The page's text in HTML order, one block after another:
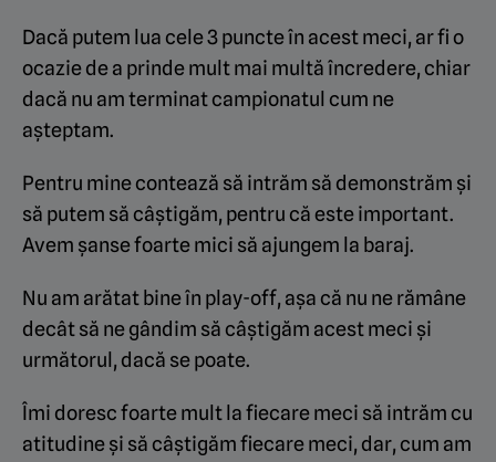
Dacă putem lua cele 3 puncte în acest meci, ar fi o
ocazie de a prinde mult mai multă încredere, chiar
dacă nu am terminat campionatul cum ne
așteptam.
Pentru mine contează să intrăm să demonstrăm și
să putem să câștigăm, pentru că este important.
Avem șanse foarte mici să ajungem la baraj.
Nu am arătat bine în play-off, așa că nu ne rămâne
decât să ne gândim să câștigăm acest meci și
următorul, dacă se poate.
Îmi doresc foarte mult la fiecare meci să intrăm cu
atitudine și să câștigăm fiecare meci, dar, cum am